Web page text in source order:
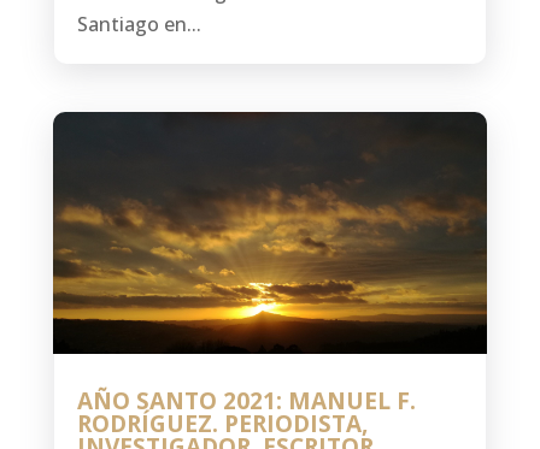
Santiago en...
AÑO SANTO 2021: MANUEL F.
RODRÍGUEZ. PERIODISTA,